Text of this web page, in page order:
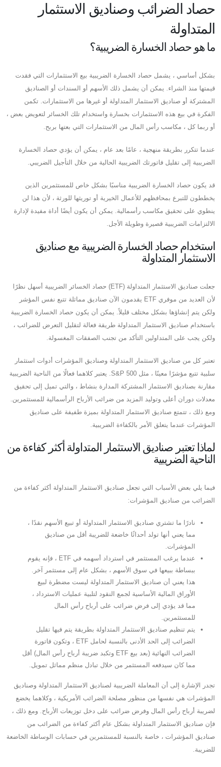
حصاد الضرائب وصناديق الاستثمار
المتداولة
ما هو حصاد الخسارة الضريبية؟
بشكل أساسي ، يشمل حصاد الخسارة الضريبية بيع الاستثمارات التي فقدت
قيمتها منذ الشراء. يمكن أن يشمل ذلك الأسهم أو السندات أو الصناديق
المشتركة أو صناديق الاستثمار المتداولة أو غيرها من الاستثمارات. تكمن
الفكرة في بيع هذه الاستثمارات بخسارة واستخدام تلك الخسائر لتعويض بعض ،
أو ربما كل ، مكاسب رأس المال من الاستثمارات التي بعتها بربح.
عندما تتكرر بطريقة منهجية ، عامًا بعد عام ، يمكن أن يؤدي حصاد الخسارة
الضريبية إلى تقليل فاتورتك الضريبية الحالية من خلال التأجيل الضريبي.
قد يكون حصاد الخسارة الضريبية مناسبًا بشكل خاص للمستثمرين الذين
يخططون للتبرع بمحافظهم للأعمال الخيرية أو توريثها للورثة ، لأن هذا لن
ينطوي على تحقيق مكاسب رأسمالية. يمكن أن يكون أيضًا أداة مفيدة لإدارة
الالتزامات الضريبية قصيرة وطويلة الأجل.
استخدام حصاد الخسارة الضريبية مع صناديق
الاستثمار المتداولة
جعلت صناديق الاستثمار المتداولة (ETF) حصاد الخسائر الضريبية أسهل نظرًا
لأن العديد من موفري ETF يقدمون الآن صناديق مماثلة تتبع نفس المؤشر
ولكن يتم إنشاؤها بشكل مختلف قليلاً. يمكن أن يكون حصاد الخسارة الضريبية
باستخدام صناديق الاستثمار المتداولة طريقة فعالة لتقليل التعرض للضرائب ،
ولكن يجب على المتداولين التأكد من تجنب الصفقات المغسولة.
تعتبر كل من صناديق الاستثمار المتداولة وصناديق المؤشرات أدوات استثمار
سلبية تتبع مؤشرًا معينًا ، مثل S&P 500. يعتبر كلاهما فعالًا من الناحية الضريبية
مقارنة بصناديق الاستثمار المشتركة المدارة بنشاط ، والتي تميل إلى تحقيق
معدلات دوران أعلى وتوليد المزيد من ضرائب الأرباح الرأسمالية للمستثمرين.
ومع ذلك ، تتمتع صناديق الاستثمار المتداولة بميزة طفيفة على صناديق
المؤشرات عندما يتعلق الأمر بالكفاءة الضريبية.
لماذا تعتبر صناديق الاستثمار المتداولة أكثر كفاءة من
الناحية الضريبية
فيما يلي بعض الأسباب التي تجعل صناديق الاستثمار المتداولة أكثر كفاءة من
الضرائب من صناديق المؤشرات:
نادرًا ما تشتري صناديق الاستثمار المتداولة أو تبيع الأسهم نقدًا ،
مما يعني أنها تولد أحداثًا خاضعة للضريبة أقل من صناديق
المؤشرات.
عندما يرغب المستثمر في استرداد أسهمه في ETF ، فإنه يقوم
ببساطة ببيعها في سوق الأسهم ، بشكل عام إلى مستثمر آخر.
هذا يعني أن صناديق الاستثمار المتداولة ليست مضطرة لبيع
الأوراق المالية الأساسية لجمع النقود لتلبية عمليات الاسترداد ،
مما قد يؤدي إلى فرض ضرائب على أرباح رأس المال
للمستثمرين.
يتم تنظيم صناديق الاستثمار المتداولة بطريقة يتم فيها تقليل
الضرائب إلى الحد الأدنى بالنسبة لحامل ETF ، وتكون فاتورة
الضرائب النهائية (بعد بيع ETF وتكبد ضريبة أرباح رأس المال) أقل
مما كان سيدفعه المستثمر من خلال تبادل منظم مماثل تمويل.
تجدر الإشارة إلى أن المعاملة الضريبية لصناديق الاستثمار المتداولة وصناديق
المؤشرات هي نفسها من منظور مصلحة الضرائب الأمريكية ، وكلاهما يخضع
لضريبة أرباح رأس المال وفرض ضرائب على دخل توزيعات الأرباح. ومع ذلك ،
فإن صناديق الاستثمار المتداولة بشكل عام أكثر كفاءة من الضرائب من
صناديق المؤشرات ، خاصة بالنسبة للمستثمرين في حسابات الوساطة الخاضعة
للضريبة.